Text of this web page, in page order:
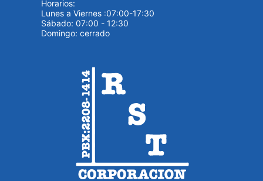
Horarios:
Lunes a Viernes :07:00-17:30
Sábado: 07:00 - 12:30
Domingo: cerrado